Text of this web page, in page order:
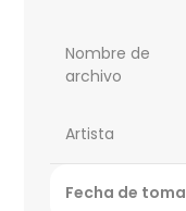
Nombre de
archivo
Artista
Fecha de toma